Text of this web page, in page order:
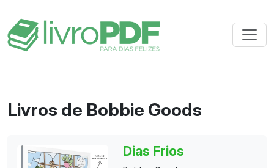
Livros de Bobbie Goods
Dias Frios